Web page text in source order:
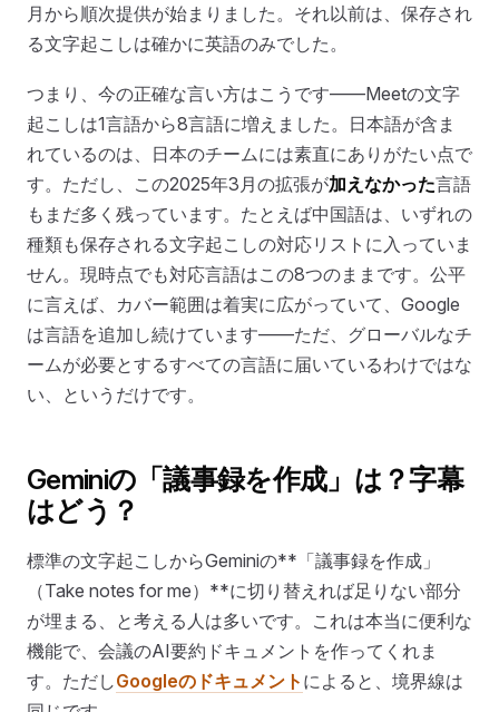
月から順次提供が始まりました。それ以前は、保存され
る文字起こしは確かに英語のみでした。
つまり、今の正確な言い方はこうです——Meetの文字
起こしは1言語から8言語に増えました。日本語が含ま
れているのは、日本のチームには素直にありがたい点で
す。ただし、この2025年3月の拡張が加えなかった言語
もまだ多く残っています。たとえば中国語は、いずれの
種類も保存される文字起こしの対応リストに入っていま
せん。現時点でも対応言語はこの8つのままです。公平
に言えば、カバー範囲は着実に広がっていて、Google
は言語を追加し続けています——ただ、グローバルなチ
ームが必要とするすべての言語に届いているわけではな
い、というだけです。
Geminiの「議事録を作成」は？字幕
はどう？
標準の文字起こしからGeminiの**「議事録を作成」
（Take notes for me）**に切り替えれば足りない部分
が埋まる、と考える人は多いです。これは本当に便利な
機能で、会議のAI要約ドキュメントを作ってくれま
す。ただしGoogleのドキュメント によると、境界線は